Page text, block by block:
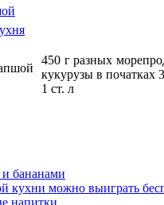
450 г разных
кукурузы в початках
1 cт. л
бананами
кухни можно выиграть
напитки